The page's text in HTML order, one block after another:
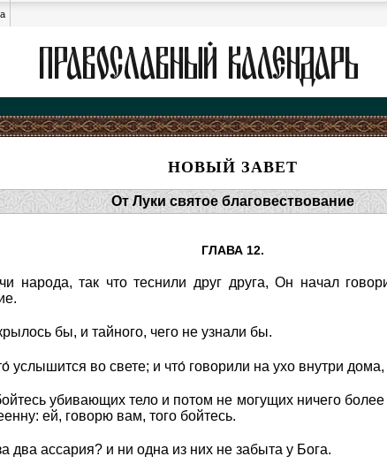
НОВЫЙ ЗАВЕТ
От Луки святое благовествование
ГЛАВА 12.
народа, так что теснили друг друга, Он начал
бы, и тайного, чего не узнали бы.
услышится во свете; и что́ говорили на ухо внутри
убивающих тело и потом не могущих ничего более
ей, говорю вам, того бойтесь.
два ассария? и ни одна из них не забыта у Бога.